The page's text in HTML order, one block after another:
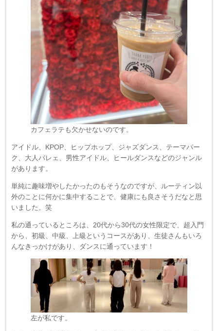
カフェラテも欠かせないのです。
アイドル、KPOP、ヒップホップ、ジャズダンス、テーマパー
ク、大人バレェ、男性アイドル、ヒールダンスなどのジャンル
があります。
単純に趣味増やしたかったのもそうなのですが、ルーティン以
外のことに何かに集中することで、健康にも良さそうだなと思
いました。笑
私の通っているところは、20代から30代の女性限定で、超入門
から、初級、中級、上級というコースがあり、生徒さんもいろ
んなきっかけがあり、ダンスに通っています！
左が私です。